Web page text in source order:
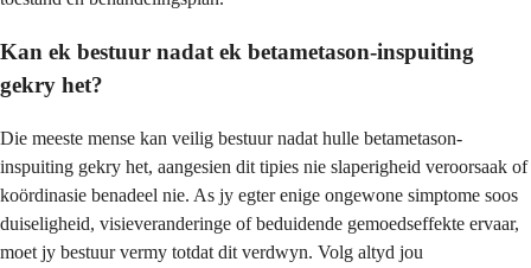
Kan ek bestuur nadat ek betametason-inspuiting
gekry het?
Die meeste mense kan veilig bestuur nadat hulle betametason-
inspuiting gekry het, aangesien dit tipies nie slaperigheid veroorsaak of
koördinasie benadeel nie. As jy egter enige ongewone simptome soos
duiseligheid, visieveranderinge of beduidende gemoedseffekte ervaar,
moet jy bestuur vermy totdat dit verdwyn. Volg altyd jou